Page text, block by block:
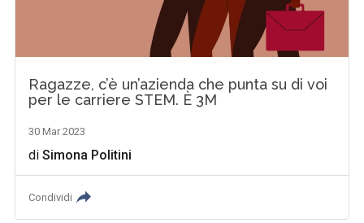
Ragazze, c’è un’azienda che punta su di voi
per le carriere STEM. È 3M
30 Mar 2023
diSimona Politini
Condividi